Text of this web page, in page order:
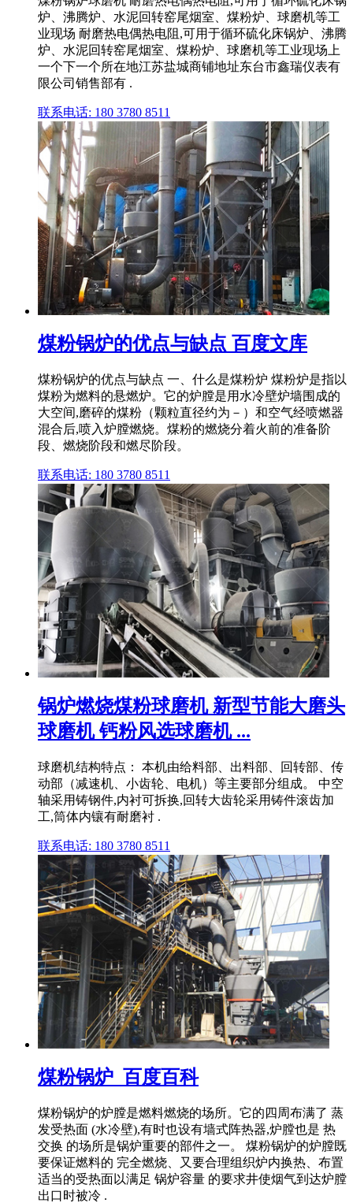
炉、沸腾炉、水泥回转窑尾烟室、煤粉炉、球磨机等工
业现场 耐磨热电偶热电阻,可用于循环硫化床锅炉、沸腾
炉、水泥回转窑尾烟室、煤粉炉、球磨机等工业现场上
一个下一个所在地江苏盐城商铺地址东台市鑫瑞仪表有
限公司销售部有 .
联系电话: 180 3780 8511
煤粉锅炉的优点与缺点 百度文库
煤粉锅炉的优点与缺点 一、什么是煤粉炉 煤粉炉是指以
煤粉为燃料的悬燃炉。它的炉膛是用水冷壁炉墙围成的
大空间,磨碎的煤粉（颗粒直径约为－）和空气经喷燃器
混合后,喷入炉膛燃烧。煤粉的燃烧分着火前的准备阶
段、燃烧阶段和燃尽阶段。
联系电话: 180 3780 8511
锅炉燃烧煤粉球磨机 新型节能大磨头
球磨机 钙粉风选球磨机 ...
球磨机结构特点： 本机由给料部、出料部、回转部、传
动部（减速机、小齿轮、电机）等主要部分组成。 中空
轴采用铸钢件,内衬可拆换,回转大齿轮采用铸件滚齿加
工,筒体内镶有耐磨衬 .
联系电话: 180 3780 8511
煤粉锅炉_百度百科
煤粉锅炉的炉膛是燃料燃烧的场所。它的四周布满了 蒸
发受热面 (水冷壁),有时也设有墙式阵热器,炉膛也是 热
交换 的场所是锅炉重要的部件之一。 煤粉锅炉的炉膛既
要保证燃料的 完全燃烧、又要合理组织炉内换热、布置
适当的受热面以满足 锅炉容量 的要求井使烟气到达炉膛
出口时被冷 .